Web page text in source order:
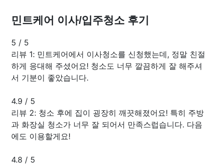
민트케어 이사/입주청소 후기
5 / 5
리뷰 1: 민트케어에서 이사청소를 신청했는데, 정말 친절
하게 응대해 주셨어요! 청소도 너무 깔끔하게 잘 해주셔
서 기분이 좋았습니다.
4.9 / 5
리뷰 2: 청소 후에 집이 굉장히 깨끗해졌어요! 특히 주방
과 화장실 청소가 너무 잘 되어서 만족스럽습니다. 다음
에도 이용할게요!
4.8 / 5